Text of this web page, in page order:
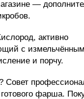
—
активно
с
и порчу.
Совет
фарша.